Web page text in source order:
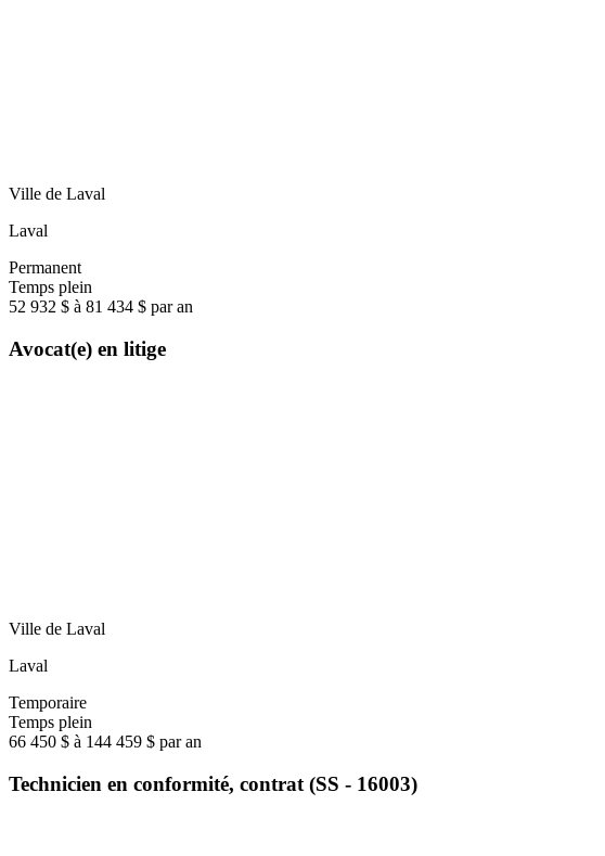
Ville de Laval
Laval
Permanent
Temps plein
52 932 $ à 81 434 $ par an
Avocat(e) en litige
Ville de Laval
Laval
Temporaire
Temps plein
66 450 $ à 144 459 $ par an
Technicien en conformité, contrat (SS - 16003)